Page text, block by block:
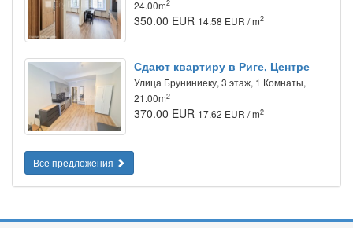
24.00m2
350.00 EUR 14.58 EUR / m2
Сдают квартиру в Риге, Центре
Улица Бруниниеку, 3 этаж, 1 Комнаты,
21.00m2
370.00 EUR 17.62 EUR / m2
Все предложения